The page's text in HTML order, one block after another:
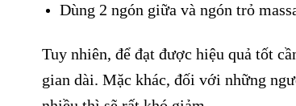
Dùng 2 ngón giữa và ngón trỏ
Tuy nhiên, để đạt được hiệu quả tốt
gian dài. Mặc khác, đối với những